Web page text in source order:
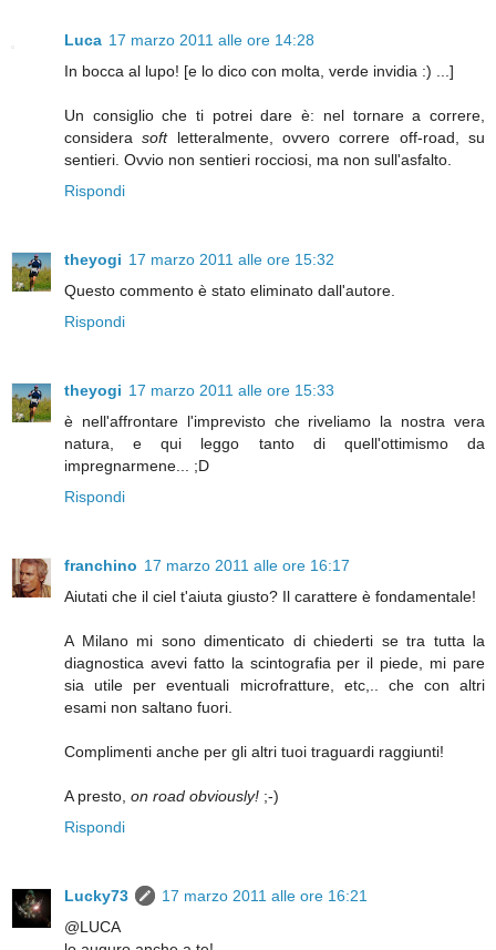
Luca 17 marzo 2011 alle ore 14:28
In bocca al lupo! [e lo dico con molta, verde invidia :) ...]
Un consiglio che ti potrei dare è: nel tornare a correre,
considerasoftletteralmente, ovvero correre off-road, su
sentieri. Ovvio non sentieri rocciosi, ma non sull'asfalto.
Rispondi
theyogi 17 marzo 2011 alle ore 15:32
Questo commento è stato eliminato dall'autore.
Rispondi
theyogi 17 marzo 2011 alle ore 15:33
è nell'affrontare l'imprevisto che riveliamo la nostra vera
natura, e qui leggo tanto di quell'ottimismo da
impregnarmene... ;D
Rispondi
franchino 17 marzo 2011 alle ore 16:17
Aiutati che il ciel t'aiuta giusto? Il carattere è fondamentale!
A Milano mi sono dimenticato di chiederti se tra tutta la
diagnostica avevi fatto la scintografia per il piede, mi pare
sia utile per eventuali microfratture, etc,.. che con altri
esami non saltano fuori.
Complimenti anche per gli altri tuoi traguardi raggiunti!
A presto, on road obviously! ;-)
Rispondi
Lucky73
17 marzo 2011 alle ore 16:21
@LUCA